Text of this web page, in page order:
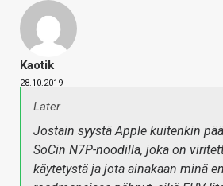
Kaotik
28.10.2019
Later
Jostain syystä Apple kuitenkin
SoCin N7P-noodilla, joka on
käytetystä ja jota ainakaan minä